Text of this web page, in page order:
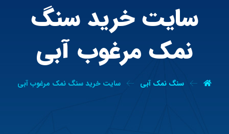
سایت خرید سنگ
نمک مرغوب آبی
سنگ نمک آبی سایت خرید سنگ نمک مرغوب آبی